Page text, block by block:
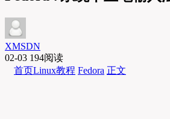
XMSDN
02-03 194阅读
首页Linux教程 Fedora 正文